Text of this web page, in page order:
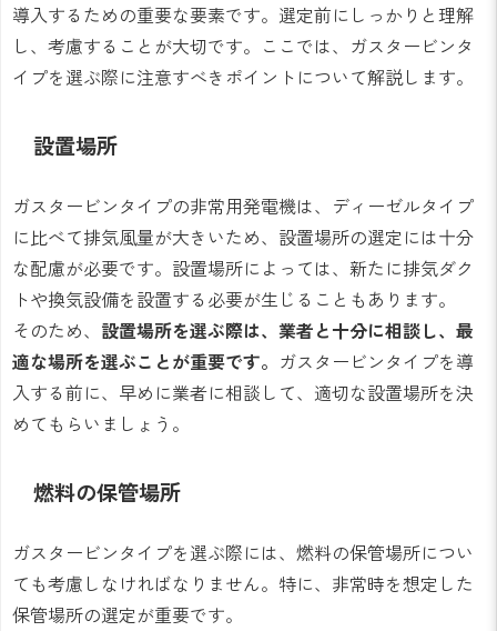
導入するための重要な要素です。選定前にしっかりと理解
し、考慮することが大切です。ここでは、ガスタービンタ
イプを選ぶ際に注意すべきポイントについて解説します。
設置場所
ガスタービンタイプの非常用発電機は、ディーゼルタイプ
に比べて排気風量が大きいため、設置場所の選定には十分
な配慮が必要です。設置場所によっては、新たに排気ダク
トや換気設備を設置する必要が生じることもあります。
そのため、 設置場所を選ぶ際は、業者と十分に相談し、最
適な場所を選ぶことが重要です。 ガスタービンタイプを導
入する前に、早めに業者に相談して、適切な設置場所を決
めてもらいましょう。
燃料の保管場所
ガスタービンタイプを選ぶ際には、燃料の保管場所につい
ても考慮しなければなりません。特に、非常時を想定した
保管場所の選定が重要です。